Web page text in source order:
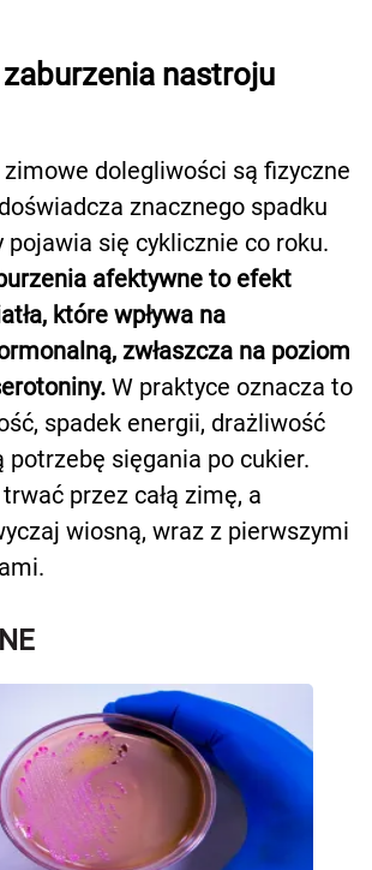
nastroju
dolegliwości są fizyczne
znacznego spadku
pojawia się cyklicznie co roku.
afektywne to efekt
które wpływa na
zwłaszcza na poziom
W praktyce oznacza to
spadek energii, drażliwość
potrzebę sięgania po cukier.
przez całą zimę, a
wiosną, wraz z pierwszymi